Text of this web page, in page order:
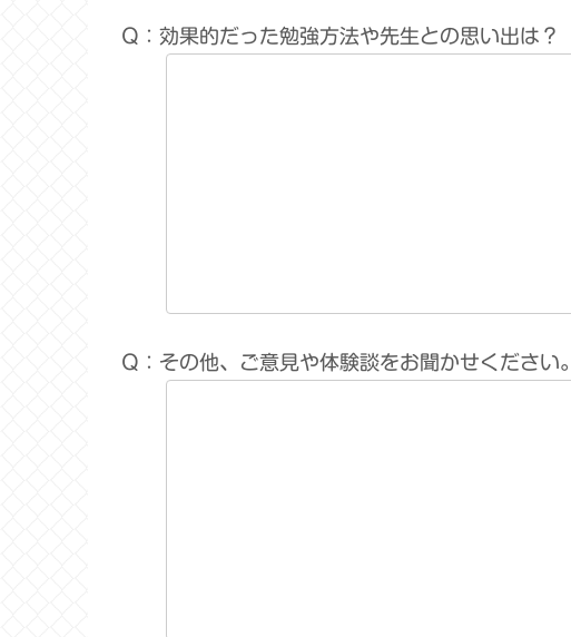
Q：効果的だった勉強方法や先生との思い出は？
Q：その他、ご意見や体験談をお聞かせください。